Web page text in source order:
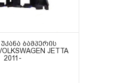
ᲑᲐᲛᲞᲔᲠᲘᲡ
JETTA
2011-